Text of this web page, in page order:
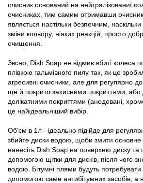
очисник оснований на нейтралізованиї
очисниках, тим самим отримавши
являється настільки безпечним,
зміни кольору, ніяких реакцій, просто
очищення.
Звсно, Dish Soap не відмиє вбиті колеса
плівкою гальмівного пилу так, як це
агресивні очисники, але для регулярно
ще й покрито захисними покриттями, або
делікатними покриттями (анодовані,
це найідеальніший вибір.
Об’єм в 1л - ідеально підійде для
збийте диски водою, щоби змити основне
нанесіть Dish Soap на поверхню диску та
допомогою щітки для дисків, після чого
водою. Бітумні плями будуть потребувати
допомогою саме антибітумних засобів,